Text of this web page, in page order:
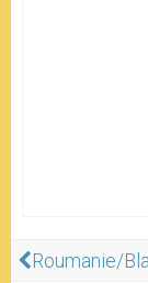
Roumanie/